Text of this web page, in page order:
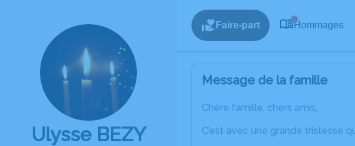
Ulysse BEZY
Faire-part Hommages
Message de la famille
Chère famille, chers amis,
C’est avec une grande tristesse